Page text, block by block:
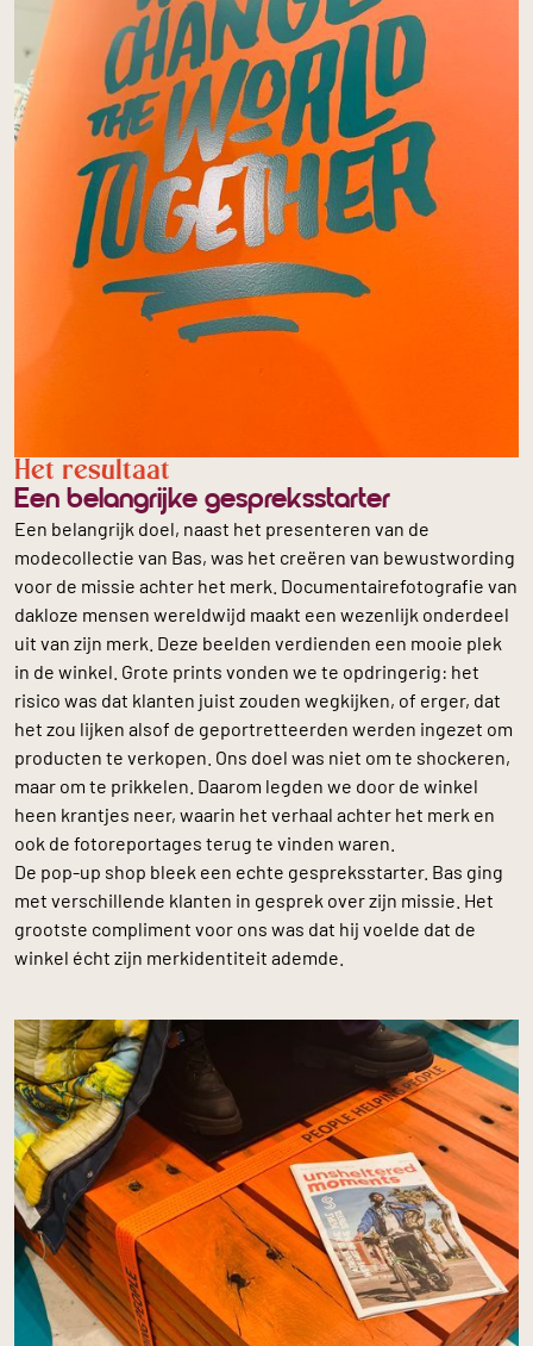
Het resultaat
Een belangrijke gespreksstarter
Een belangrijk doel, naast het presenteren van de
modecollectie van Bas, was het creëren van bewustwording
voor de missie achter het merk. Documentairefotografie van
dakloze mensen wereldwijd maakt een wezenlijk onderdeel
uit van zijn merk. Deze beelden verdienden een mooie plek
in de winkel. Grote prints vonden we te opdringerig: het
risico was dat klanten juist zouden wegkijken, of erger, dat
het zou lijken alsof de geportretteerden werden ingezet om
producten te verkopen. Ons doel was niet om te shockeren,
maar om te prikkelen. Daarom legden we door de winkel
heen krantjes neer, waarin het verhaal achter het merk en
ook de fotoreportages terug te vinden waren.
De pop-up shop bleek een echte gespreksstarter. Bas ging
met verschillende klanten in gesprek over zijn missie. Het
grootste compliment voor ons was dat hij voelde dat de
winkel écht zijn merkidentiteit ademde.